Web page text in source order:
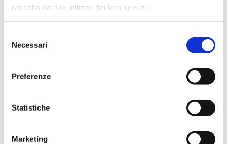
raccolto dal tuo utilizzo dei loro servizi.
delNecessari
Preferenze
Statistiche
Marketing
20837 - VEDUGGIO CON COLZANO (